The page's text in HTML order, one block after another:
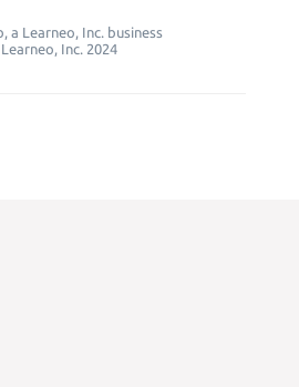
a Learneo, Inc. business
Inc. 2024